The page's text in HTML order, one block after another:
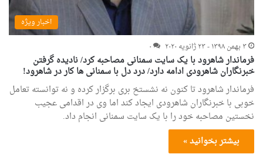
اخبار ویژه
۳ بهمن ۱۳۹۸ - ۲۳ ژانویه ۲۰۲۰
۰
فرماندار شاهرود با یک سایت سمنانی مصاحبه کرد/ نادیده گرفتن
خبرنگاران شاهرودی ادامه دارد/ درد دل با سمنانی ها کار در شاهرود!
فرماندار شاهرود تا کنون نه نشستخ بری برگزار کرده و نه توانسته تعامل
خوبی با خبرنگاران شاهرودی ایجاد کند اما وی در اقدامی عجیب
نخستین مصاحبه خود را با یک سایت سمنانی انجام داد.
بیشتر بخوانید »